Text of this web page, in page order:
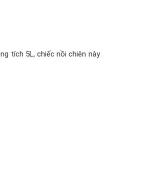
tích 5L, chiếc nồi chiên này